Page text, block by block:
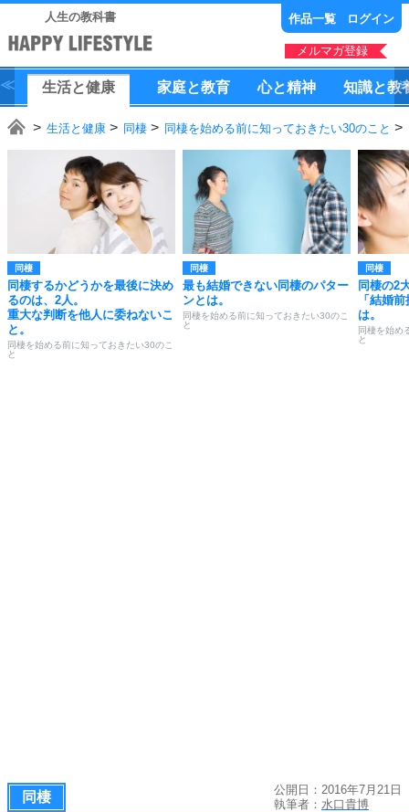
人生の教科書 作品一覧 ログイン
メルマガ登録
生活と健康 家庭と教育 心と精神 知識と教
生活と健康 同棲 同棲を始める前に知っておきたい30のこと
同棲
同棲するかどうかを最後に決め
るのは、2人。
重大な判断を他人に委ねないこ
と。
同棲を始める前に知っておきたい30のこ
と
同棲
最も結婚できない同棲のパター
ンとは。
同棲を始める前に知っておきたい30のこ
と
同棲
同棲の2
「結婚
は。
同棲を始め
と
同棲
公開日：2016年7月21日
執筆者： 水口貴博